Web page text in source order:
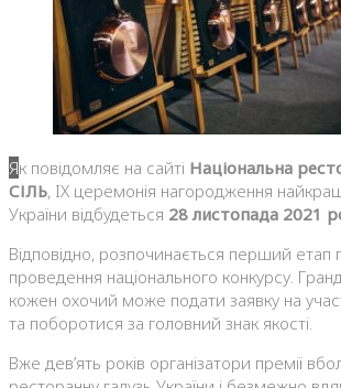
Як повідомляє на сайті Національна
СІЛЬ, IX церемонія нагородження
України відбудеться 28 листопада 2021
Відповідно, розпочинається перший етап
проведення національного конкурсу.
кожен охочий може подати заявку на
та поборотися за головний знак якості.
Вже дев’ять років організатори премії